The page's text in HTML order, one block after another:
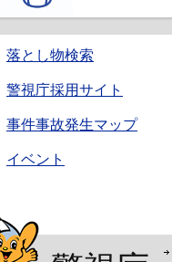
落とし物検索
警視庁採用サイト
事件事故発生マップ
イベント